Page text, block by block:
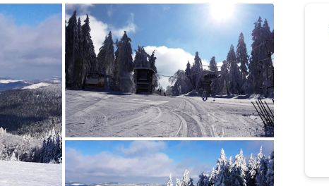
Bild melden
vom Hotelier